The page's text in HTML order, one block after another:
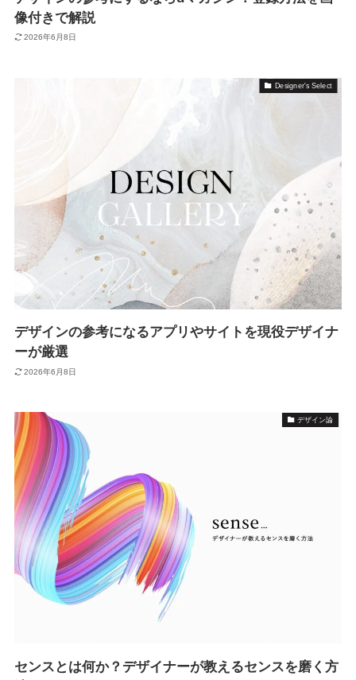
像付きで解説
2026年6月8日
Designer's Select
デザインの参考になるアプリやサイトを現役デザイナ
ーが厳選
2026年6月8日
デザイン論
センスとは何か？デザイナーが教えるセンスを磨く方